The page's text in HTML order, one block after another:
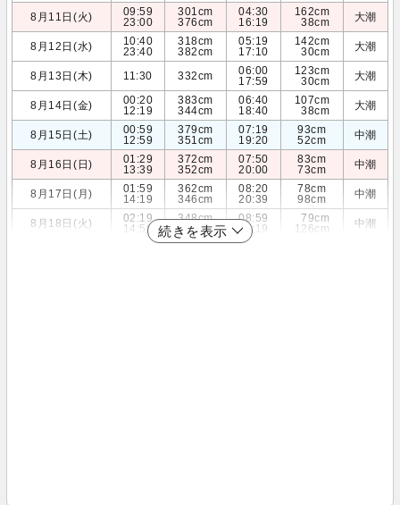
8月11日(火)
09:59
23:00
301cm
376cm
04:30
16:19
162cm
38cm
大潮
8月12日(水)
10:40
23:40
318cm
382cm
05:19
17:10
142cm
30cm
大潮
8月13日(木) 11:30 332cm
06:00
17:59
123cm
30cm
大潮
8月14日(金)
00:20
12:19
383cm
344cm
06:40
18:40
107cm
38cm
大潮
8月15日(土)
00:59
12:59
379cm
351cm
07:19
19:20
93cm
52cm
中潮
8月16日(日)
01:29
13:39
372cm
352cm
07:50
20:00
83cm
73cm
中潮
8月17日(月)
01:59
14:19
362cm
346cm
08:20
20:39
78cm
98cm
中潮
8月18日(火)
02:19
14:59
348cm
333cm
08:59
21:19
79cm
126cm
中潮
続きを表示